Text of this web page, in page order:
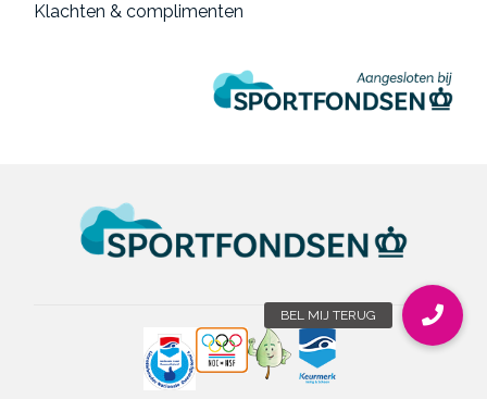
Klachten & complimenten